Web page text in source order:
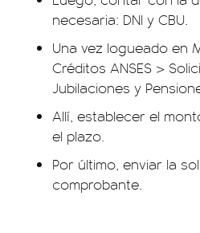
necesaria: DNI y CBU.
Una vez logueado en
Créditos ANSES >
Jubilaciones y
Allí, establecer el
el plazo.
Por último, enviar la
comprobante.